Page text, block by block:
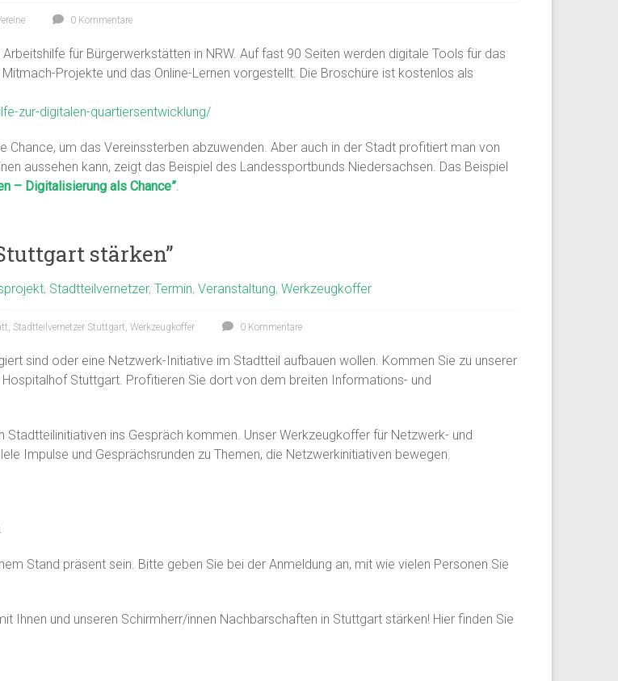
0 Kommentare
für Bürgerwerkstätten in NRW. Auf fast 90 Seiten werden digitale Tools für das
Projekte und das Online-Lernen vorgestellt. Die Broschüre ist kostenlos als
zur-digitalen-quartiersentwicklung/
Chance, um das Vereinssterben abzuwenden. Aber auch in der Stadt profitiert man von
aussehen kann, zeigt das Beispiel des Landessportbunds Niedersachsen. Das Beispiel
– Digitalisierung als Chance”.
stärken”
, Stadtteilvernetzer, Termin, Veranstaltung, Werkzeugkoffer
, Stadtteilvernetzer Stuttgart, Werkzeugkoffer 0 Kommentare
sind oder eine Netzwerk-Initiative im Stadtteil aufbauen wollen. Kommen Sie zu unserer
Stuttgart. Profitieren Sie dort von dem breiten Informations- und
ins Gespräch kommen. Unser Werkzeugkoffer für Netzwerk- und
Impulse und Gesprächsrunden zu Themen, die Netzwerkinitiativen bewegen.
Stand präsent sein. Bitte geben Sie bei der Anmeldung an, mit wie vielen Personen Sie
Ihnen und unseren Schirmherr/innen Nachbarschaften in Stuttgart stärken! Hier finden Sie